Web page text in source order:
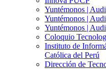
Yuntémonos |
Yuntémonos |
Yuntémonos |
Coloquio
Instituto de
Católica del Perú
Dirección de